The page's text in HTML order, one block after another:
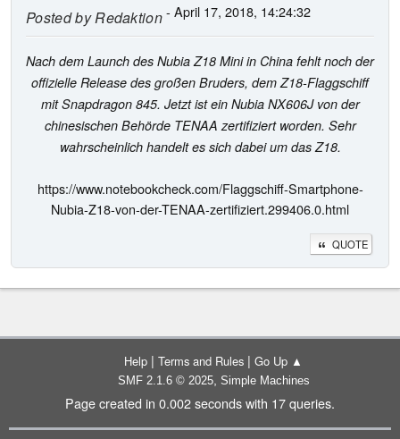
Posted byRedaktion- April 17, 2018, 14:24:32
Nach dem Launch des Nubia Z18 Mini in China fehlt noch der
offizielle Release des großen Bruders, dem Z18-Flaggschiff
mit Snapdragon 845. Jetzt ist ein Nubia NX606J von der
chinesischen Behörde TENAA zertifiziert worden. Sehr
wahrscheinlich handelt es sich dabei um das Z18.
https://www.notebookcheck.com/Flaggschiff-Smartphone-
Nubia-Z18-von-der-TENAA-zertifiziert.299406.0.html
QUOTE
Help | Terms and Rules | Go Up ▲
SMF 2.1.6 © 2025, Simple Machines
Page created in 0.002 seconds with 17 queries.